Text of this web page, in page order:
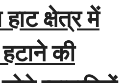
क्षेत्र में
की